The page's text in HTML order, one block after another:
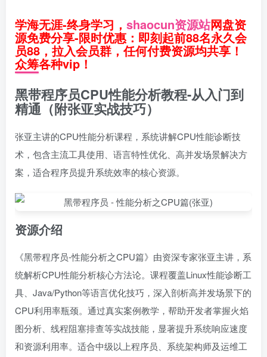
学海无涯-终身学习， shaocun资源站网盘资
源免费分享-限时优惠：即刻起前88名永久会
员88，拉入会员群，任何付费资源均共享！
众筹各种vip！
黑带程序员CPU性能分析教程-从入门到
精通（附张亚实战技巧）
张亚主讲的CPU性能分析课程，系统讲解CPU性能诊断技
术，包含主流工具使用、语言特性优化、高并发场景解决方
案，适合程序员提升系统效率的核心资源。
资源介绍
《黑带程序员-性能分析之CPU篇》由资深专家张亚主讲，系
统解析CPU性能分析核心方法论。课程覆盖Linux性能诊断工
具、Java/Python等语言优化技巧，深入剖析高并发场景下的
CPU利用率瓶颈。通过真实案例教学，帮助开发者掌握火焰
图分析、线程阻塞排查等实战技能，显著提升系统响应速度
和资源利用率。适合中级以上程序员、系统架构师及运维工